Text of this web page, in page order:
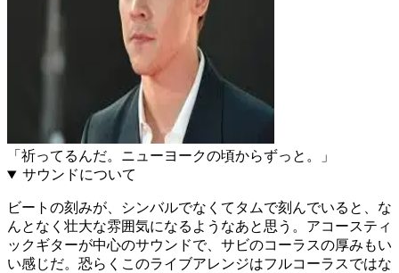
「祈ってるんだ。ニューヨークの頃からずっと。」
サウンドについて
ビートの刻みが、シンバルでなくてタムで刻んでいると、な
んとなく壮大な雰囲気になるようなあと思う。アコースティ
ックギターが中心のサウンドで、サビのコーラスの厚みもい
い感じだ。恐らくこのライブアレンジはフルコーラスではな